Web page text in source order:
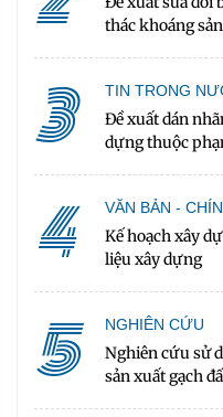
thác khoáng
3 TIN TRONG
Đề xuất dán
dựng thuộc
4 VĂN BẢN -
Kế hoạch xây
liệu xây dựng
5 NGHIÊN CỨU
Nghiên cứu sử
sản xuất gạch